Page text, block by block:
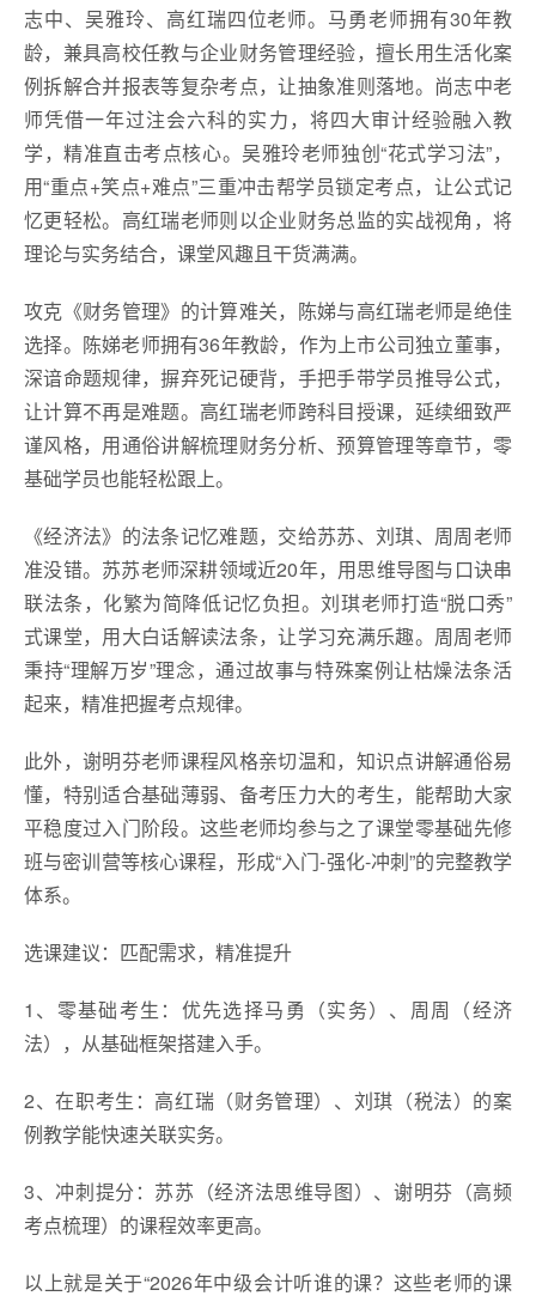
志中、吴雅玲、高红瑞四位老师。马勇老师拥有30年教
龄，兼具高校任教与企业财务管理经验，擅长用生活化案
例拆解合并报表等复杂考点，让抽象准则落地。尚志中老
师凭借一年过注会六科的实力，将四大审计经验融入教
学，精准直击考点核心。吴雅玲老师独创“花式学习法”，
用“重点+笑点+难点”三重冲击帮学员锁定考点，让公式记
忆更轻松。高红瑞老师则以企业财务总监的实战视角，将
理论与实务结合，课堂风趣且干货满满。
攻克《财务管理》的计算难关，陈娣与高红瑞老师是绝佳
选择。陈娣老师拥有36年教龄，作为上市公司独立董事，
深谙命题规律，摒弃死记硬背，手把手带学员推导公式，
让计算不再是难题。高红瑞老师跨科目授课，延续细致严
谨风格，用通俗讲解梳理财务分析、预算管理等章节，零
基础学员也能轻松跟上。
《经济法》的法条记忆难题，交给苏苏、刘琪、周周老师
准没错。苏苏老师深耕领域近20年，用思维导图与口诀串
联法条，化繁为简降低记忆负担。刘琪老师打造“脱口秀”
式课堂，用大白话解读法条，让学习充满乐趣。周周老师
秉持“理解万岁”理念，通过故事与特殊案例让枯燥法条活
起来，精准把握考点规律。
此外，谢明芬老师课程风格亲切温和，知识点讲解通俗易
懂，特别适合基础薄弱、备考压力大的考生，能帮助大家
平稳度过入门阶段。这些老师均参与之了课堂零基础先修
班与密训营等核心课程，形成“入门-强化-冲刺”的完整教学
体系。
选课建议：匹配需求，精准提升
1、零基础考生：优先选择马勇（实务）、周周（经济
法），从基础框架搭建入手。
2、在职考生：高红瑞（财务管理）、刘琪（税法）的案
例教学能快速关联实务。
3、冲刺提分：苏苏（经济法思维导图）、谢明芬（高频
考点梳理）的课程效率更高。
以上就是关于“2026年中级会计听谁的课？这些老师的课